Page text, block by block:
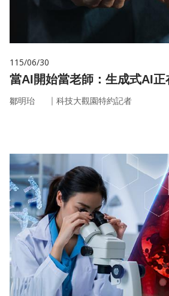
115/06/30
當AI開始當老師：生成式AI
鄒明珆 ｜ 科技大觀園特約記者